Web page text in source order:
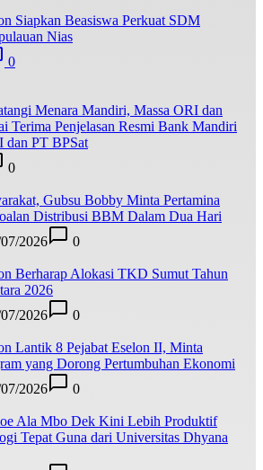
Siapkan Beasiswa Perkuat SDM
Nias
0
Menara Mandiri, Massa ORI dan
Terima Penjelasan Resmi Bank Mandiri
dan PT BPSat
0
Gubsu Bobby Minta Pertamina
Distribusi BBM Dalam Dua Hari
2026
0
Berharap Alokasi TKD Sumut Tahun
2026
2026
0
Lantik 8 Pejabat Eselon II, Minta
yang Dorong Pertumbuhan Ekonomi
2026
0
Ala Mbo Dek Kini Lebih Produktif
Tepat Guna dari Universitas Dhyana